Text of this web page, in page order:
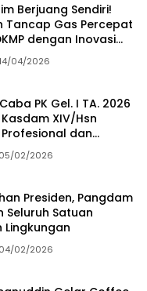
Berjuang Sendiri!
Tancap Gas Percepat
dengan Inovasi
14/04/2026
PK Gel. I TA. 2026
XIV/Hsn
dan
05/02/2026
Presiden, Pangdam
Seluruh Satuan
Lingkungan
04/02/2026